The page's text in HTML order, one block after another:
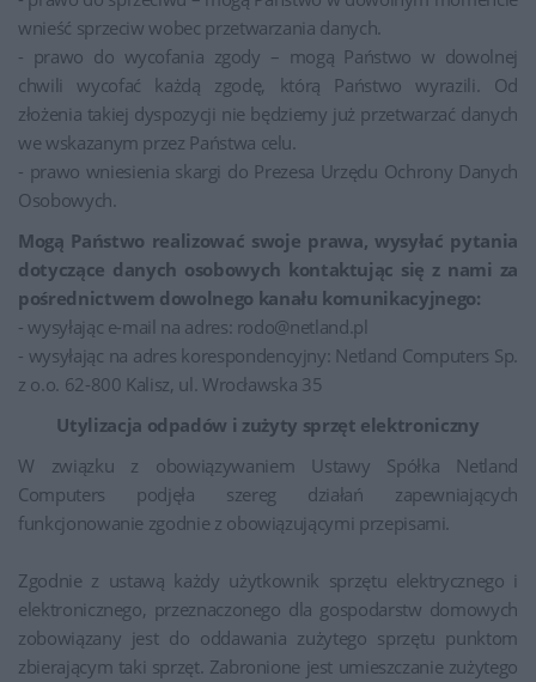
wnieść sprzeciw wobec przetwarzania danych.
- prawo do wycofania zgody – mogą Państwo w dowolnej
chwili wycofać każdą zgodę, którą Państwo wyrazili. Od
złożenia takiej dyspozycji nie będziemy już przetwarzać danych
we wskazanym przez Państwa celu.
- prawo wniesienia skargi do Prezesa Urzędu Ochrony Danych
Osobowych.
Mogą Państwo realizować swoje prawa, wysyłać pytania
dotyczące danych osobowych kontaktując się z nami za
pośrednictwem dowolnego kanału komunikacyjnego:
- wysyłając e-mail na adres: rodo@netland.pl
- wysyłając na adres korespondencyjny: Netland Computers Sp.
z o.o. 62-800 Kalisz, ul. Wrocławska 35
Utylizacja odpadów i zużyty sprzęt elektroniczny
W związku z obowiązywaniem Ustawy Spółka Netland
Computers podjęła szereg działań zapewniających
funkcjonowanie zgodnie z obowiązującymi przepisami.
Zgodnie z ustawą każdy użytkownik sprzętu elektrycznego i
elektronicznego, przeznaczonego dla gospodarstw domowych
zobowiązany jest do oddawania zużytego sprzętu punktom
zbierającym taki sprzęt. Zabronione jest umieszczanie zużytego